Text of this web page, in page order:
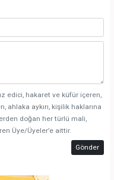
edici, hakaret ve küfür içeren,
ahlaka aykırı, kişilik haklarına
doğan her türlü mali,
Üye/Üyeler’e aittir.
Gönder